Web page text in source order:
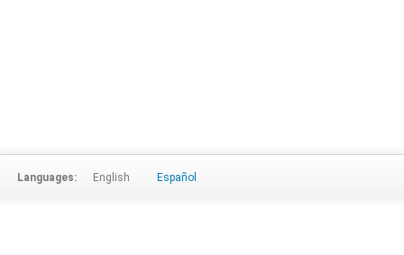
Languages: English Español